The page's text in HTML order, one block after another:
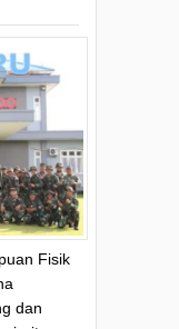
Fisik
dan